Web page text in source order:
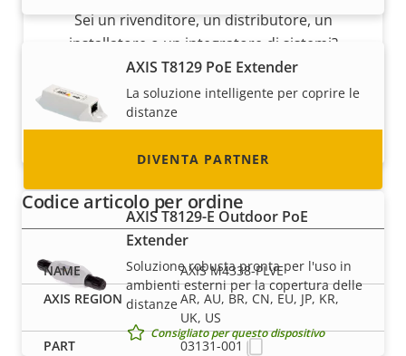
AXIS T8129 PoE Extender
La soluzione intelligente per coprire le
distanze
AXIS T8129-E Outdoor PoE
Extender
Soluzione robusta pronta per l'uso in
ambienti esterni per la copertura delle
distanze
Consigliato per questo dispositivo
Sei un rivenditore, un distributore, un
installatore o un integratore di sistemi?
Abbiamo partner in quasi tutti i paesi del
mondo. Scopri come diventarlo!
DIVENTA PARTNER
Codice articolo per ordine
AXIS M4338-PLVE
AR, AU, BR, CN, EU, JP, KR,
UK, US
03131-001